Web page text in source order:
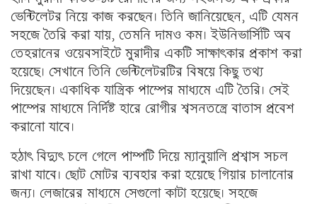
ভেন্টিলেটর নিয়ে কাজ করছেন। তিনি জানিয়েছেন, এটি যেমন
সহজে তৈরি করা যায়, তেমনি দামও কম। ইউনিভার্সিটি অব
তেহরানের ওয়েবসাইটে মুরাদীর একটি সাক্ষাৎকার প্রকাশ করা
হয়েছে। সেখানে তিনি ভেন্টিলেটরটির বিষয়ে কিছু তথ্য
দিয়েছেন। একাধিক যান্ত্রিক পাম্পের মাধ্যমে এটি তৈরি। সেই
পাম্পের মাধ্যমে নির্দিষ্ট হারে রোগীর শ্বসনতন্ত্রে বাতাস প্রবেশ
করানো যাবে।
হঠাৎ বিদ্যুৎ চলে গেলে পাম্পটি দিয়ে ম্যানুয়ালি প্রশ্বাস সচল
রাখা যাবে। ছোট মোটর ব্যবহার করা হয়েছে গিয়ার চালানোর
জন্য। লেজারের মাধ্যমে সেগুলো কাটা হয়েছে। সহজে